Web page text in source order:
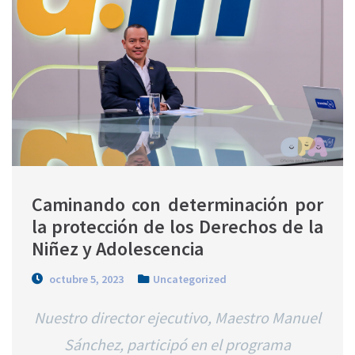
Caminando con determinación por
la protección de los Derechos de la
Niñez y Adolescencia
octubre 5, 2023 Uncategorized
Nuestro director ejecutivo, Maestro Manuel
Sánchez, participó en el programa